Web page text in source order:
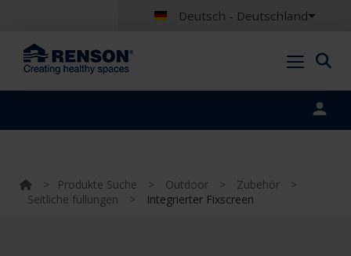
Deutsch - Deutschland
> Produkte Suche > Outdoor > Zubehör
>
Seitliche füllungen
> Integrierter Fixscreen